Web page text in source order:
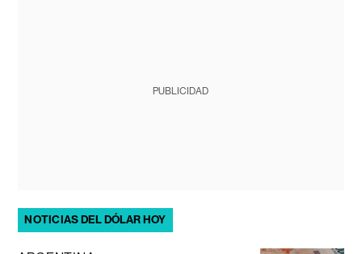
PUBLICIDAD
NOTICIAS DEL DÓLAR HOY